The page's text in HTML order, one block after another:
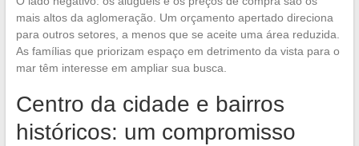
mais altos da aglomeração. Um orçamento apertado direciona
para outros setores, a menos que se aceite uma área reduzida.
As famílias que priorizam espaço em detrimento da vista para o
mar têm interesse em ampliar sua busca.
Centro da cidade e bairros
históricos: um compromisso